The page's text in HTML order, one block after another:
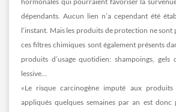
dépendants. Aucun lien n’a cependant été
l’instant. Mais les produits de protection ne sont
ces filtres chimiques sont également présents
produits d’usage quotidien: shampoings, gels
lessive…
«Le risque carcinogène imputé aux
appliqués quelques semaines par an est